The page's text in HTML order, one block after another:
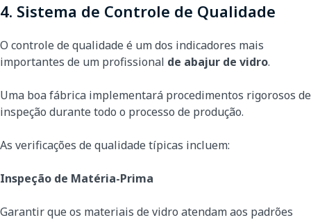
4. Sistema de Controle de Qualidade
O controle de qualidade é um dos indicadores mais
importantes de um profissional de abajur de vidro.
Uma boa fábrica implementará procedimentos rigorosos de
inspeção durante todo o processo de produção.
As verificações de qualidade típicas incluem:
Inspeção de Matéria-Prima
Garantir que os materiais de vidro atendam aos padrões